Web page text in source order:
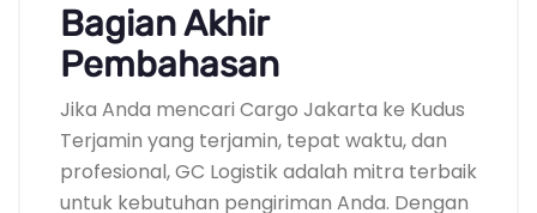
Bagian Akhir
Pembahasan
Jika Anda mencari Cargo Jakarta ke Kudus
Terjamin yang terjamin, tepat waktu, dan
profesional, GC Logistik adalah mitra terbaik
untuk kebutuhan pengiriman Anda. Dengan